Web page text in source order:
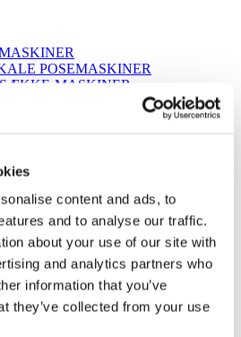
content and ads, to
and to analyse our traffic.
about your use of our site with
and analytics partners who
information that you’ve
they’ve collected from your use
POSEMASKINER
MASKINER
TRANSFER-PRINTERE
OG PALLEETIKETTERING